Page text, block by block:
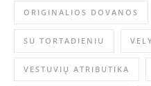
ORIGINALIOS DOVANOS
SU TORTADIENIU
VESTUVIŲ ATRIBUTIKA